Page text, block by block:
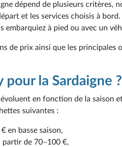
dépend de plusieurs critères,
et les services choisis à
embarquiez à pied ou avec un
de prix ainsi que les principales
la Sardaigne ?
évoluent en fonction de la
suivantes :
en basse saison,
partir de 70–100 €,